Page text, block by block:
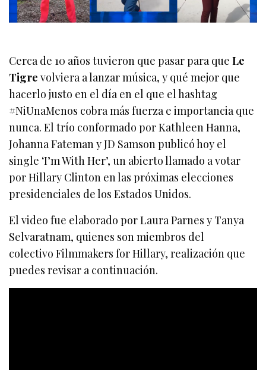
Cerca de 10 años tuvieron que pasar para queLe
Tigre volviera a lanzar música, y qué mejor que
hacerlo justo en el día en el que el hashtag
#NiUnaMenos cobra más fuerza e importancia que
nunca. El trío conformado por Kathleen Hanna,
Johanna Fateman y JD Samson publicó hoy el
single ‘I’m With Her’, un abierto llamado a votar
por Hillary Clinton en las próximas elecciones
presidenciales de los Estados Unidos.
El video fue elaborado por Laura Parnes y Tanya
Selvaratnam, quienes son miembros del
colectivo Filmmakers for Hillary, realización que
puedes revisar a continuación.